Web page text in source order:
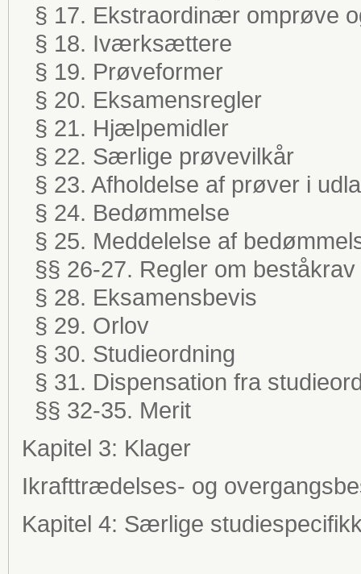
§ 17. Ekstraordinær omprøve
§ 18. Iværksættere
§ 19. Prøveformer
§ 20. Eksamensregler
§ 21. Hjælpemidler
§ 22. Særlige prøvevilkår
§ 23. Afholdelse af prøver i
§ 24. Bedømmelse
§ 25. Meddelelse af
§§ 26-27. Regler om
§ 28. Eksamensbevis
§ 29. Orlov
§ 30. Studieordning
§ 31. Dispensation fra
§§ 32-35. Merit
Kapitel 3: Klager
Ikrafttrædelses- og
Kapitel 4: Særlige